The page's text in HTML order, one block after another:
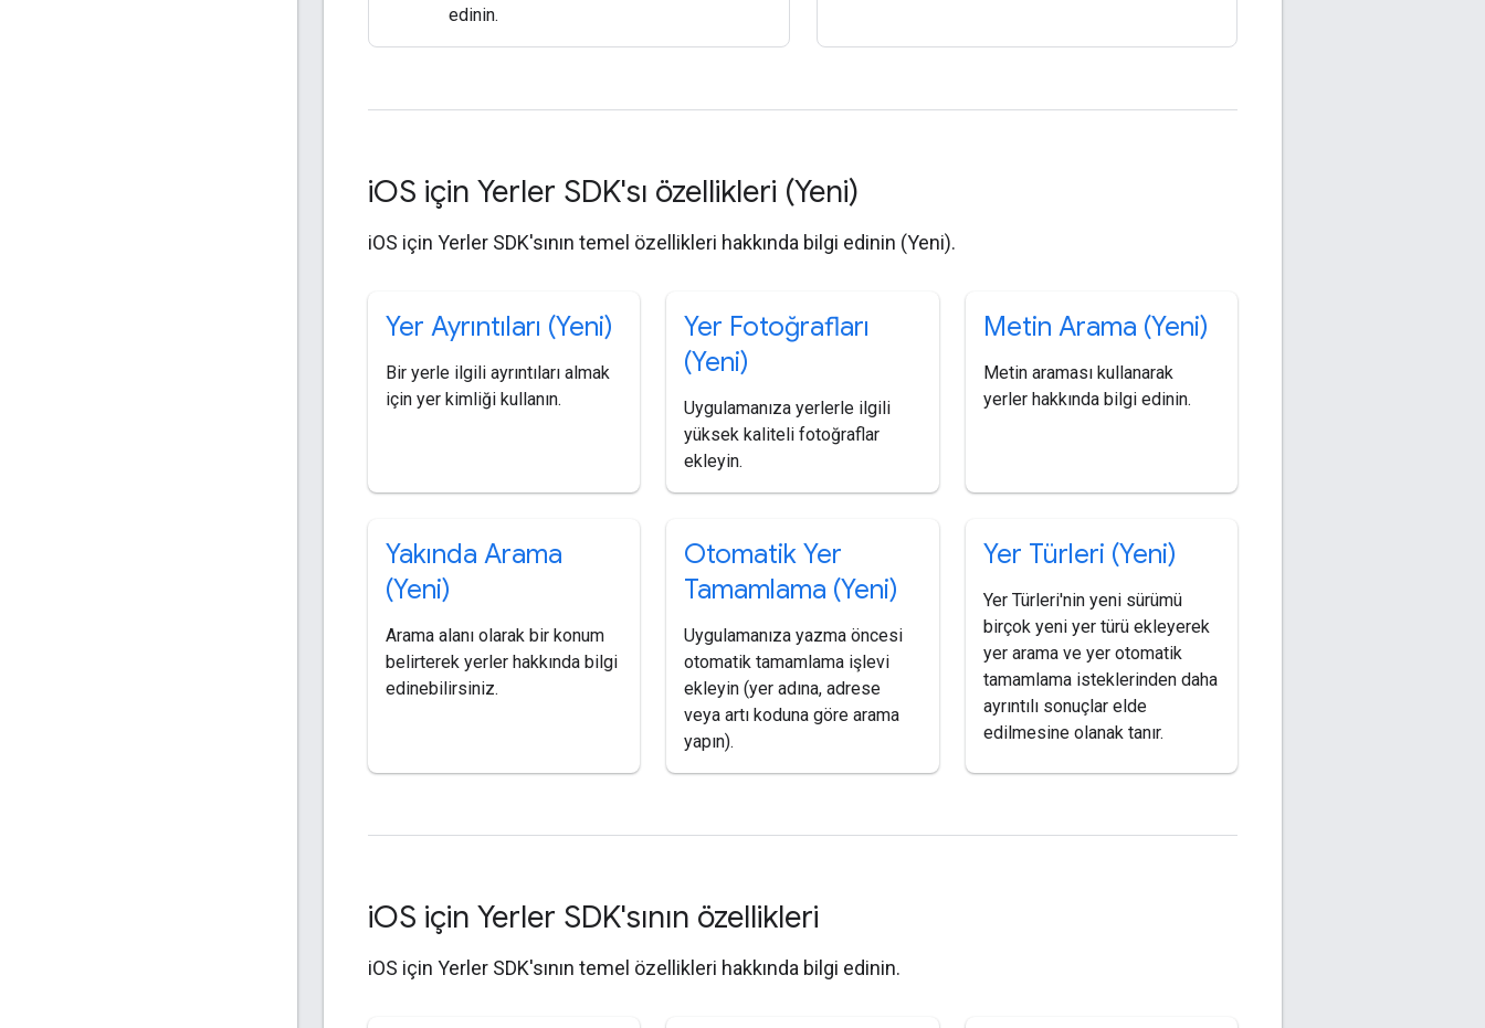
edinin.
iOS için Yerler SDK'sı özellikleri (Yeni)
iOS için Yerler SDK'sının temel özellikleri hakkında bilgi edinin (Yeni).
Yer Ayrıntıları (Yeni)
Bir yerle ilgili ayrıntıları almak
için yer kimliği kullanın.
Yer Fotoğrafları
(Yeni)
Uygulamanıza yerlerle ilgili
yüksek kaliteli fotoğraflar
ekleyin.
Metin Arama (Yeni)
Metin araması kullanarak
yerler hakkında bilgi edinin.
Yakında Arama
(Yeni)
Arama alanı olarak bir konum
belirterek yerler hakkında bilgi
edinebilirsiniz.
Otomatik Yer
Tamamlama (Yeni)
Uygulamanıza yazma öncesi
otomatik tamamlama işlevi
ekleyin (yer adına, adrese
veya artı koduna göre arama
yapın).
Yer Türleri (Yeni)
Yer Türleri'nin yeni sürümü
birçok yeni yer türü ekleyerek
yer arama ve yer otomatik
tamamlama isteklerinden daha
ayrıntılı sonuçlar elde
edilmesine olanak tanır.
iOS için Yerler SDK'sının özellikleri
iOS için Yerler SDK'sının temel özellikleri hakkında bilgi edinin.